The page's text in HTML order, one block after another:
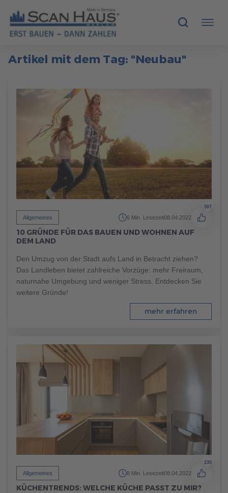
HÄUSER
MUSTERHÄUSER
SCANHAUS-VORTEILE
RUND UMS BAUEN
ÜBER UNS
KONTAKT
Brauchen Sie Hilfe?
MUSTERHAUS FINDEN
Artikel mit dem Tag: "Neubau"
Allgemeines 6 Min. Lesezeit08.04.2022
507
10 GRÜNDE FÜR DAS BAUEN UND WOHNEN AUF
DEM LAND
Den Umzug von der Stadt aufs Land in Betracht ziehen?
Das Landleben bietet zahlreiche Vorzüge: mehr Freiraum,
naturnahe Umgebung und weniger Stress. Entdecken Sie
weitere Gründe!
mehr erfahren
Allgemeines 8 Min. Lesezeit08.04.2022
235
KÜCHENTRENDS: WELCHE KÜCHE PASST ZU MIR?